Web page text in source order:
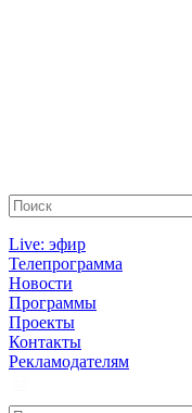
Live: эфир
Телепрограмма
Новости
Программы
Проекты
Контакты
Рекламодателям